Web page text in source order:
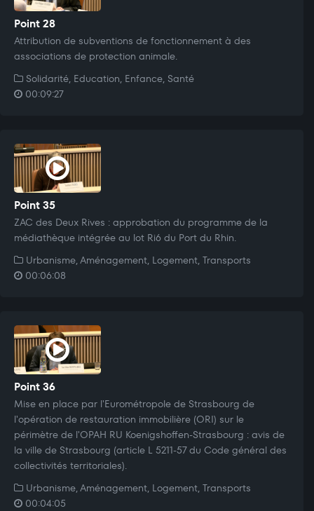
Point 28
Attribution de subventions de fonctionnement à des
associations de protection animale.
Solidarité, Education, Enfance, Santé
00:09:27
Point 35
ZAC des Deux Rives : approbation du programme de la
médiathèque intégrée au lot Ri6 du Port du Rhin.
Urbanisme, Aménagement, Logement, Transports
00:06:08
Point 36
Mise en place par l'Eurométropole de Strasbourg de
l'opération de restauration immobilière (ORI) sur le
périmètre de l'OPAH RU Koenigshoffen-Strasbourg : avis de
la ville de Strasbourg (article L 5211-57 du Code général des
collectivités territoriales).
Urbanisme, Aménagement, Logement, Transports
00:04:05